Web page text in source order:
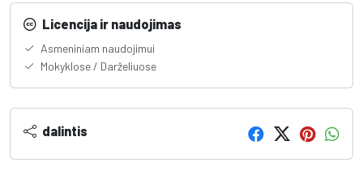
Licencija ir naudojimas
Asmeniniam naudojimui
Mokyklose / Darželiuose
dalintis